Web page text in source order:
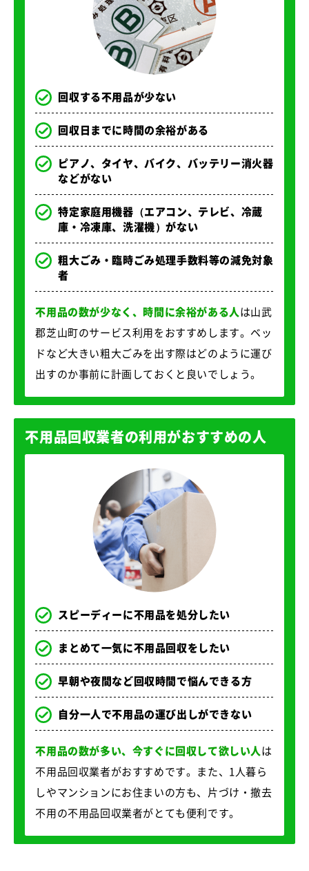
回収する不用品が少ない
回収日までに時間の余裕がある
ピアノ、タイヤ、バイク、バッテリー消火器
などがない
特定家庭用機器（エアコン、テレビ、冷蔵
庫・冷凍庫、洗濯機）がない
粗大ごみ・臨時ごみ処理手数料等の減免対象
者
不用品の数が少なく、時間に余裕がある人は山武
郡芝山町のサービス利用をおすすめします。ベッ
ドなど大きい粗大ごみを出す際はどのように運び
出すのか事前に計画しておくと良いでしょう。
不用品回収業者の利用がおすすめの人
スピーディーに不用品を処分したい
まとめて一気に不用品回収をしたい
早朝や夜間など回収時間で悩んできる方
自分一人で不用品の運び出しができない
不用品の数が多い、今すぐに回収して欲しい人は
不用品回収業者がおすすめです。また、1人暮ら
しやマンションにお住まいの方も、片づけ・撤去
不用の不用品回収業者がとても便利です。